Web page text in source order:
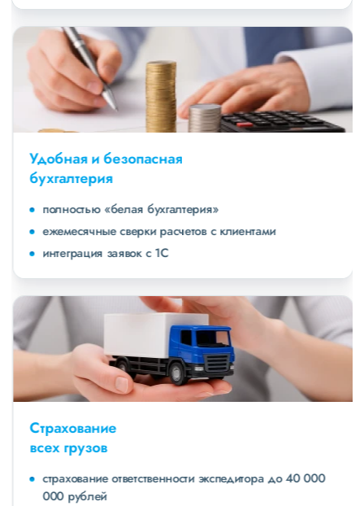
Удобная и безопасная
бухгалтерия
полностью «белая бухгалтерия»
ежемесячные сверки расчетов с клиентами
интеграция заявок с 1С
Страхование
всех грузов
страхование ответственности экспедитора до 40 000
000 рублей